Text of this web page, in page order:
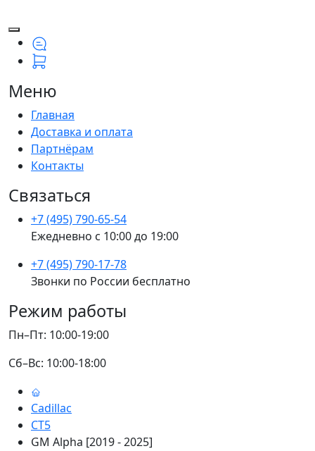
Меню
Главная
Доставка и оплата
Партнёрам
Контакты
Связаться
+7 (495) 790-65-54
Ежедневно с 10:00 до 19:00
+7 (495) 790-17-78
Звонки по России бесплатно
Режим работы
Пн–Пт: 10:00-19:00
Сб–Вс: 10:00-18:00
Cadillac
CT5
GM Alpha [2019 - 2025]